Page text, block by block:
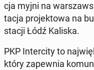
cja myjni na
ta­cja pro­jek­to­wa na
stacji Łódź Kaliska.
PKP In­ter­ci­ty to
który za­pew­nia